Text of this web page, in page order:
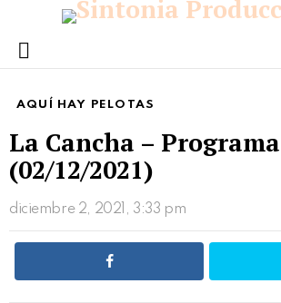
Menu
AQUÍ HAY PELOTAS
La Cancha –
(02/12/2021)
diciembre 2, 2021, 3:33 pm